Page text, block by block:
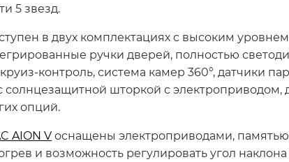
5 звезд.
в двух комплектациях с высоким
ручки дверей, полностью
контроль, система камер 360°, датчики
шторкой с
опций.
AION Vоснащены электроприводами,
и возможность регулировать угол